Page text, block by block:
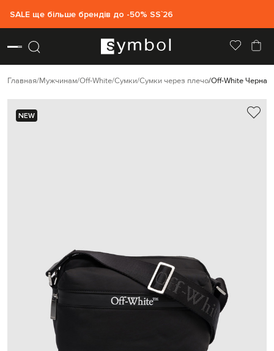
SALE ще більше брендів до -50% SS`26
Главная Мужчинам Off-White Сумки Сумки через плечо Off-White Черная
NEW